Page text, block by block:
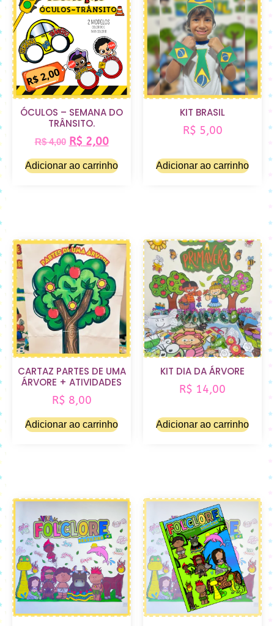
ÓCULOS – SEMANA DO
TRÂNSITO.
R$4,00 R$ 2,00
Adicionar ao carrinho
KIT BRASIL
R$ 5,00
Adicionar ao carrinho
CARTAZ PARTES DE UMA
ÁRVORE + ATIVIDADES
R$ 8,00
Adicionar ao carrinho
KIT DIA DA ÁRVORE
R$ 14,00
Adicionar ao carrinho